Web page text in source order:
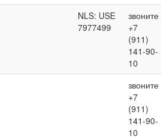
NLS: USE
7977499
звоните
+7
(911)
141-90-
10
звоните
+7
(911)
141-90-
10